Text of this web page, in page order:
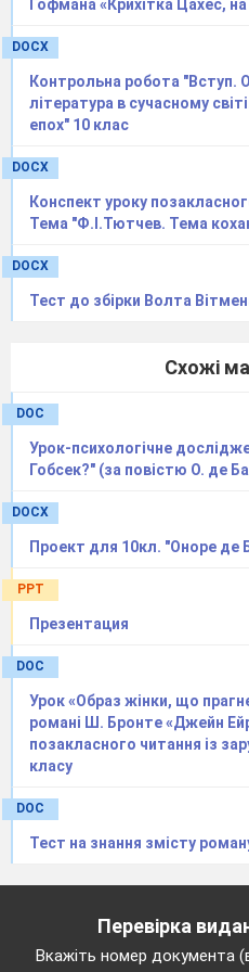
Життя людини
Тому неприємне
розчарувань,
те, що
розчарування в
приниження, коли
(«Літературний
Хвилинка релаксації
3. Асоціативна
Оберіть асоціації до
Запишіть їх.(радість,
краси, досконалість,
- Чи завжди квіти –
Адже з квітами людей
радості.
Приєднайте до своїх
(Що таке зло – чорна
страждання, біль).
Що ви бачите у назві ?
У ній протиставлено
та безнадія.
4.Словникова
скринька»)
Поєднання
5. Розповідь учнів
«Скринька Пандори»
Книга, що містить лише
Гофмана «Крихітка Цахес,
DOCX
Контрольна робота "Вступ.
література в сучасному
епох" 10 клас
DOCX
Конспект уроку
Тема "Ф.І.Тютчев. Тема
DOCX
Тест до збірки Волта
Схожі
DOC
Урок-психологічне
Гобсек?" (за повістю О. де
DOCX
Проект для 10кл. "Оноре де
PPT
Презентация
DOC
Урок «Образ жінки, що
романі Ш. Бронте «Джейн
позакласного читання із
класу
DOC
Тест на знання змісту
Перевірка
Вкажіть номер документа